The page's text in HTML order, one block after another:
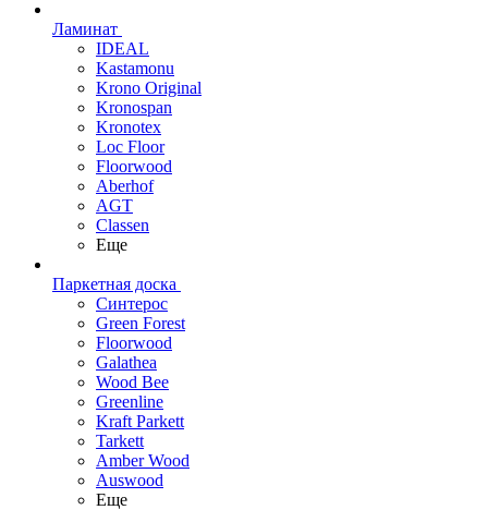
Ламинат
IDEAL
Kastamonu
Krono Original
Kronospan
Kronotex
Loc Floor
Floorwood
Aberhof
AGT
Classen
Еще
Паркетная доска
Синтерос
Green Forest
Floorwood
Galathea
Wood Bee
Greenline
Kraft Parkett
Tarkett
Amber Wood
Auswood
Еще